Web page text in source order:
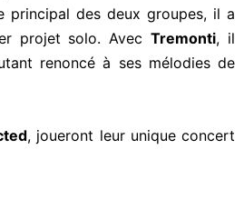
principal des deux groupes, il a
projet solo. AvecTremonti, il
renoncé à ses mélodies de
, joueront leur unique concert